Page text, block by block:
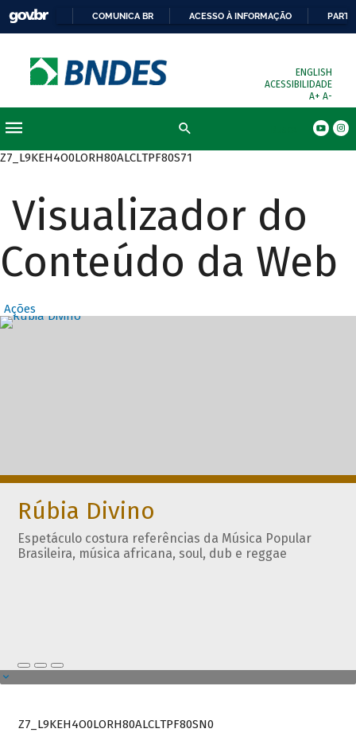
COMUNICA BR ACESSO À INFORMAÇÃO
ENGLISH
ACESSIBILIDADE
A+ A-
Z7_L9KEH4O0LORH80ALCLTPF80S71
Visualizador do
Conteúdo da Web
Ações
Destaques
Rúbia Divino
Espetáculo costura referências da Música Popular
Brasileira, música africana, soul, dub e reggae
Z7_L9KEH4O0LORH80ALCLTPF80SN0